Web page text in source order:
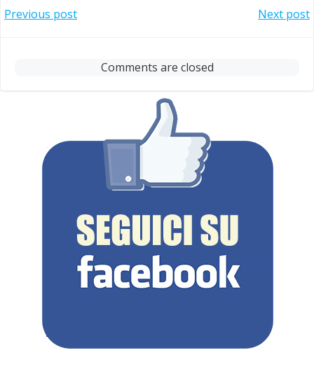
Post
navigation
Previous post
navigation
Next post
Comments are closed